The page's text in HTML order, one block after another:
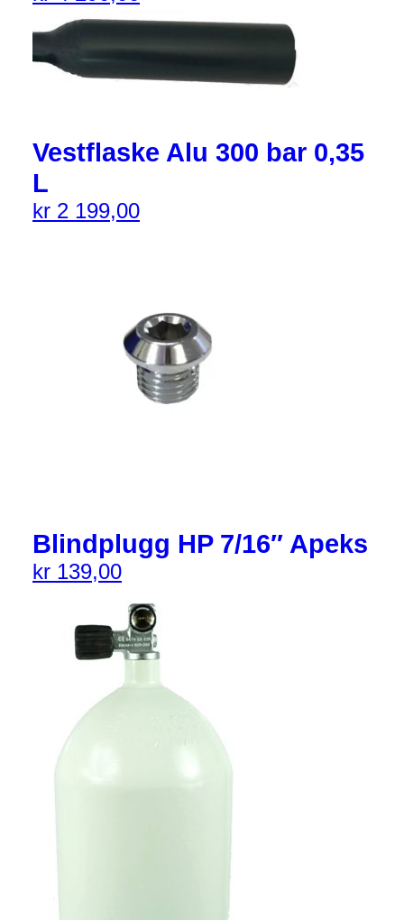
Vestflaske Alu 300 bar 0,35
L
kr 2 199,00
Blindplugg HP 7/16″ Apeks
kr 139,00